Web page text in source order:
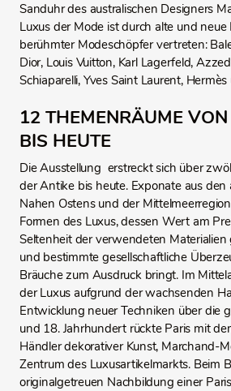
Sanduhr des australischen Designers
Luxus der Mode ist durch alte und neue
berühmter Modeschöpfer vertreten:
Dior, Louis Vuitton, Karl Lagerfeld,
Schiaparelli, Yves Saint Laurent,
12 THEMENRÄUME
BIS HEUTE
Die Ausstellung erstreckt sich über
der Antike bis heute. Exponate aus den
Nahen Ostens und der
Formen des Luxus, dessen Wert am
Seltenheit der verwendeten
und bestimmte gesellschaftliche
Bräuche zum Ausdruck bringt. Im
der Luxus aufgrund der wachsenden
Entwicklung neuer Techniken über die
und 18. Jahrhundert rückte Paris mit
Händler dekorativer Kunst, Marchand-
Zentrum des Luxusartikelmarkts. Beim
originalgetreuen Nachbildung einer